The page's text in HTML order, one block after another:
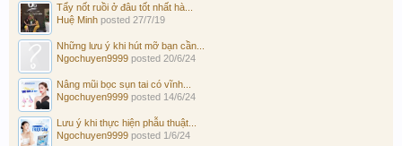
Tẩy nốt ruồi ở đâu tốt nhất hà...
Huệ Minh posted 27/7/19
Những lưu ý khi hút mỡ bạn cần...
Ngochuyen9999 posted 20/6/24
Nâng mũi bọc sụn tai có vĩnh...
Ngochuyen9999 posted 14/6/24
Lưu ý khi thực hiện phẫu thuật...
Ngochuyen9999 posted 1/6/24